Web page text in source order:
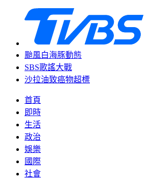
颱風白海豚動態
SBS歌謠大戰
沙拉油致癌物超標
首頁
即時
生活
政治
娛樂
國際
社會